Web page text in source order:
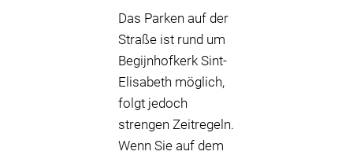
Das Parken auf der
Straße ist rund um
Begijnhofkerk Sint-
Elisabeth möglich,
folgt jedoch
strengen Zeitregeln.
Wenn Sie auf dem